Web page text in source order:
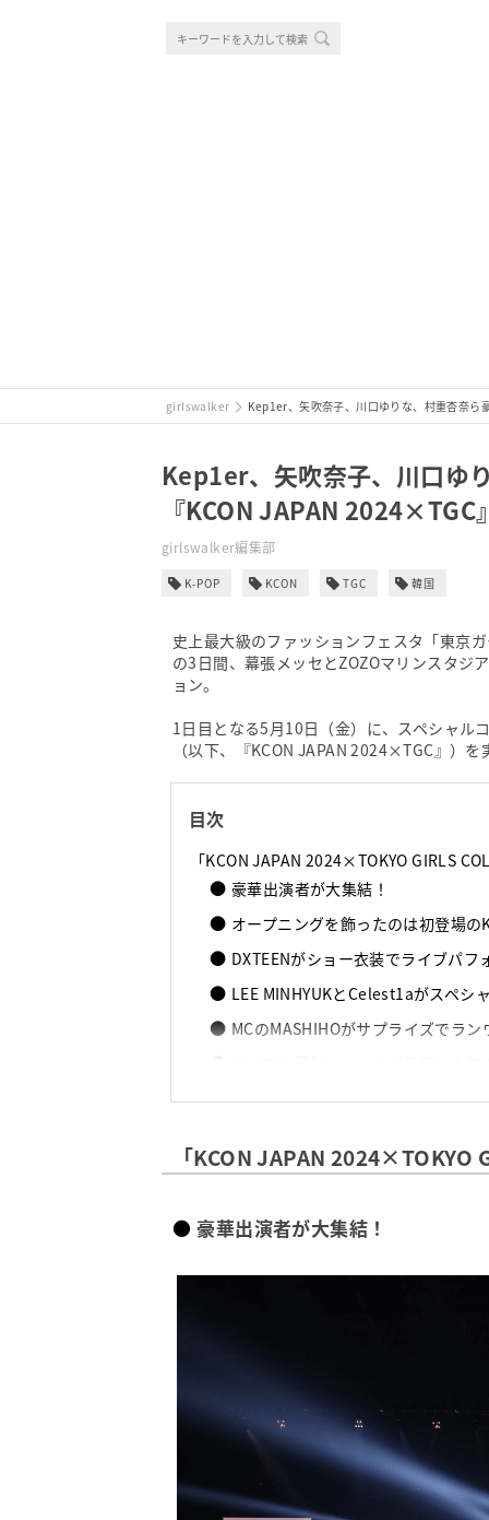
girlswalker Kep1er、矢吹奈子、川口ゆりな、村重杏奈ら
Kep1er、矢吹奈子、川口ゆ
『KCON JAPAN 2024×TGC
girlswalker編集部
K-POP KCON TGC 韓国
史上最大級のファッションフェスタ「東京
の3日間、幕張メッセとZOZOマリンスタジ
ョン。
1日目となる5月10日（金）に、スペシャル
（以下、『KCON JAPAN 2024×TGC』）を
目次
「KCON JAPAN 2024×TOKYO GIRLS
豪華出演者が大集結！
オープニングを飾ったのは初登場
DXTEENがショー衣装でライブパフ
LEE MINHYUKとCelest1aがスペシ
MCのMASHIHOがサプライズでラン
イベント概要
「KCON JAPAN 2024×TOKYO
豪華出演者が大集結！